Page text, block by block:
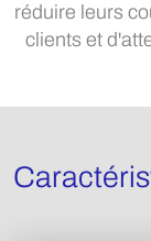
réduire leurs
clients et